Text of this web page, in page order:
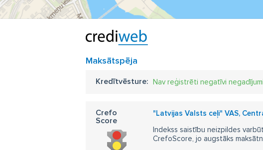
Maksātspēja
Kredītvēsture: Nav reģistrēti negatīvi negadījumi
Crefo
Score
"Latvijas Valsts ceļi" VAS,
Indekss saistību neizpildes
CrefoScore, jo augstāks